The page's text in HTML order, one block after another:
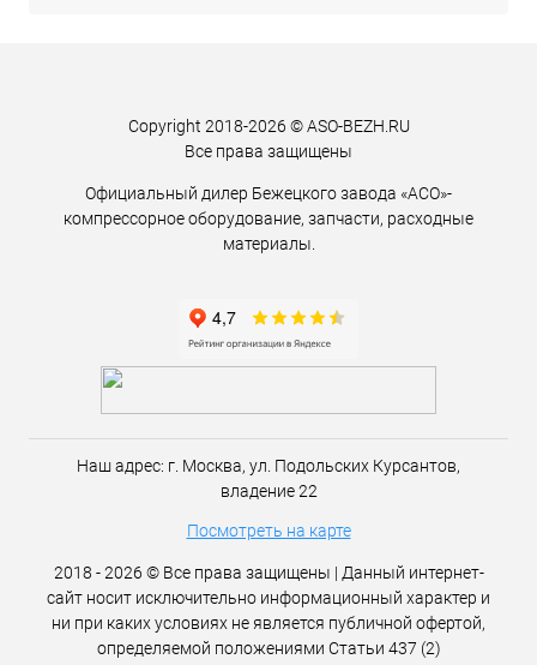
Copyright 2018-2026 © ASO-BEZH.RU
Все права защищены
Официальный дилер Бежецкого завода «АСО»-
компрессорное оборудование, запчасти, расходные
материалы.
Наш адрес: г. Москва, ул. Подольских Курсантов,
владение 22
Посмотреть на карте
2018 - 2026 © Все права защищены | Данный интернет-
сайт носит исключительно информационный характер и
ни при каких условиях не является публичной офертой,
определяемой положениями Статьи 437 (2)